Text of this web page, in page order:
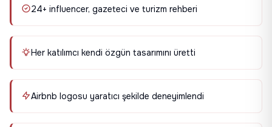
24+ influencer, gazeteci ve turizm rehberi
Her katılımcı kendi özgün tasarımını üretti
Airbnb logosu yaratıcı şekilde deneyimlendi